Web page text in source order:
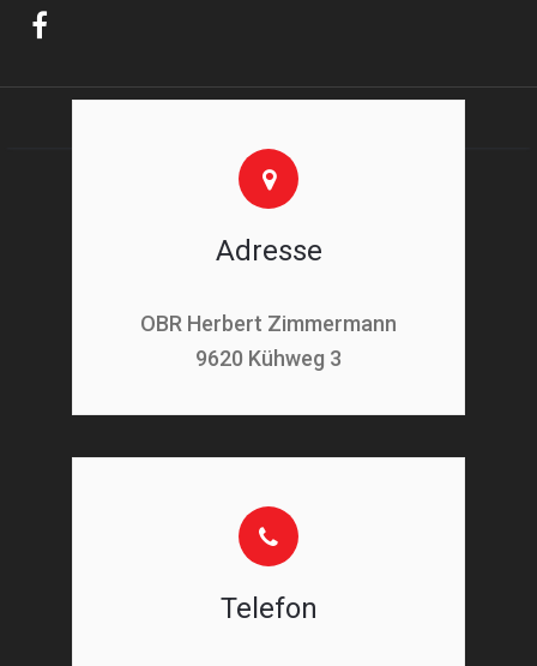
Adresse
OBR Herbert Zimmermann
9620 Kühweg 3
Telefon